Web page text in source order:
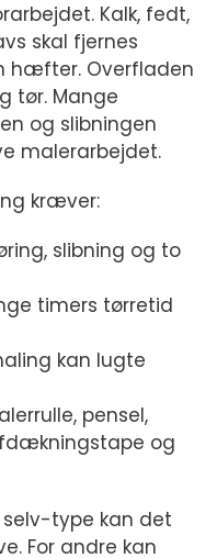
Kalk, fedt,
skal fjernes
hæfter. Overfladen
tør. Mange
og slibningen
malerarbejdet.
kræver:
slibning og to
timers tørretid
kan lugte
pensel,
og
type kan det
For andre kan